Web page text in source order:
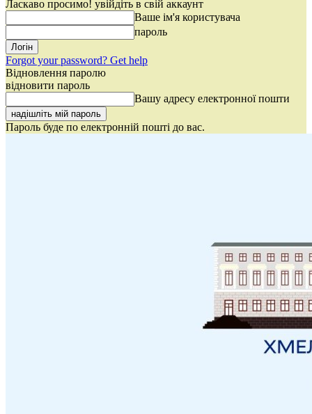
Ласкаво просимо! увійдіть в свій аккаунт
Ваше ім'я користувача
пароль
Forgot your password? Get help
Відновлення паролю
відновити пароль
Вашу адресу електронної пошти
Пароль буде по електронній пошті до вас.